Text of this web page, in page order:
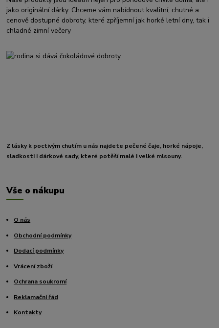
jako originální dárky. Chceme vám nabídnout kvalitní, chutné a
cenově dostupné dobroty, které zpříjemní jak horké letní dny, tak i
chladné zimní večery
Z lásky k poctivým chutím u nás najdete pečené čaje, horké nápoje,
sladkosti i dárkové sady, které potěší malé i velké mlsouny.
Vše o nákupu
O nás
Obchodní podmínky
Dodací podmínky
Vrácení zboží
Ochrana soukromí
Reklamační řád
Kontakty